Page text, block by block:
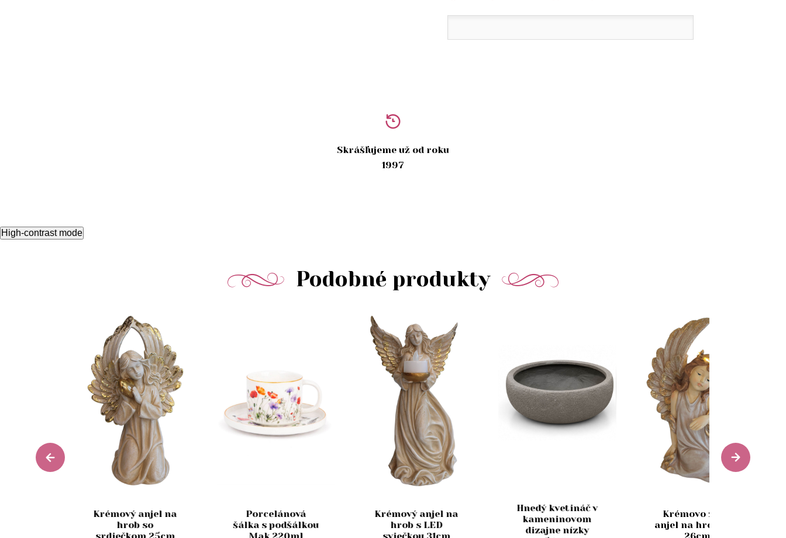
Skrášľujeme už od roku
1997
High-contrast mode
Podobné produkty
Krémový anjel na
hrob so
Porcelánová
šálka s podšálkou
Krémový anjel na
hrob s LED
Hnedý kvetináč v
kameninovom
dizajne nízky
Krémovo zlatý
anjel na hrob LED